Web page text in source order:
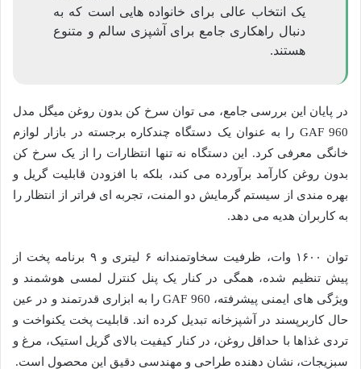
یک انتخاب عالی برای خانواده هایی است که به
دنبال راهکاری جامع برای آشپزی سالم و متنوع
هستند.
در پایان این بررسی جامع، می توان سرخ کن بدون روغن میگل مدل
GAF 960 را به عنوان یک دستگاه چندکاره برجسته در بازار لوازم
خانگی معرفی کرد. این دستگاه نه تنها انتظارات را از یک سرخ کن
بدون روغن کارآمد برآورده می کند، بلکه با افزودن قابلیت گریل و
بهره مندی از سیستم گرمایش دو المنت، تجربه ای فراتر از انتظار را
به کاربران هدیه می دهد.
توان ۱۶۰۰ وات، ظرفیت سخاوتمندانه ۶ لیتری و ۹ برنامه پخت از
پیش تنظیم شده، همگی در کنار یک پنل کنترل لمسی هوشمند و
ویژگی های ایمنی پیشرفته، GAF 960 را به ابزاری قدرتمند و در عین
حال کاربرپسند در آشپزخانه تبدیل کرده اند. قابلیت پخت یکنواخت و
تردی غذاها با حداقل روغن، در کنار کیفیت بالای گریل استیک، مرغ و
سبزیجات، نشان دهنده طراحی و مهندسی دقیق این محصول است.